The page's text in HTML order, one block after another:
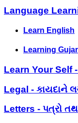
Language
Learn English
Learning
Learn Your Self
Legal - કાયદાને
Letters - પત્રો